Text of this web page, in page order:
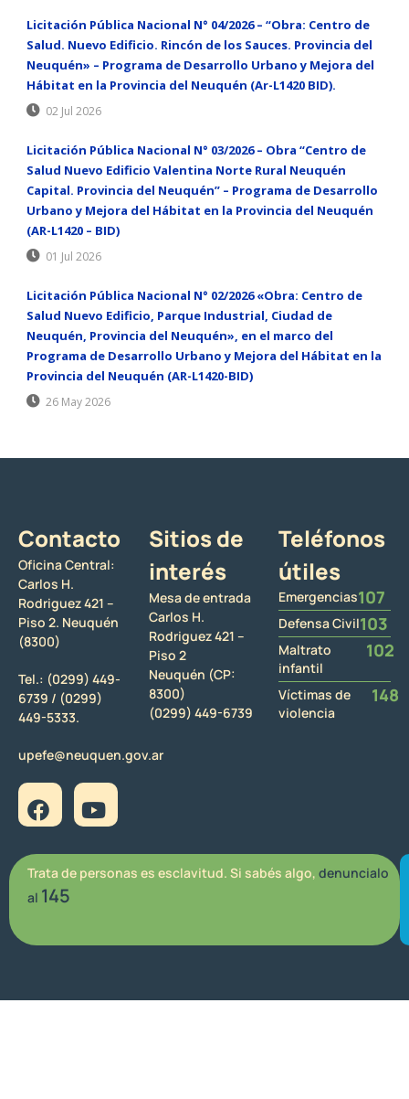
Licitación Pública Nacional N° 04/2026 – “Obra: Centro de
Salud. Nuevo Edificio. Rincón de los Sauces. Provincia del
Neuquén» – Programa de Desarrollo Urbano y Mejora del
Hábitat en la Provincia del Neuquén (Ar-L1420 BID).
02 Jul 2026
Licitación Pública Nacional N° 03/2026 – Obra “Centro de
Salud Nuevo Edificio Valentina Norte Rural Neuquén
Capital. Provincia del Neuquén” – Programa de Desarrollo
Urbano y Mejora del Hábitat en la Provincia del Neuquén
(AR-L1420 – BID)
01 Jul 2026
Licitación Pública Nacional N° 02/2026 «Obra: Centro de
Salud Nuevo Edificio, Parque Industrial, Ciudad de
Neuquén, Provincia del Neuquén», en el marco del
Programa de Desarrollo Urbano y Mejora del Hábitat en la
Provincia del Neuquén (AR-L1420-BID)
26 May 2026
Contacto
Oficina Central:
Carlos H.
Rodriguez 421 –
Piso 2. Neuquén
(8300)
Tel.: (0299) 449-
6739 / (0299)
449-5333.
upefe@neuquen.gov.ar
Sitios de
interés
Mesa de entrada
Carlos H.
Rodriguez 421 –
Piso 2
Neuquén (CP:
8300)
(0299) 449-6739
Teléfonos
útiles
Emergencias107
Defensa Civil103
Maltrato
infantil
102
Víctimas de
violencia
148
Trata de personas es esclavitud. Si sabés algo, denuncialo
al 145